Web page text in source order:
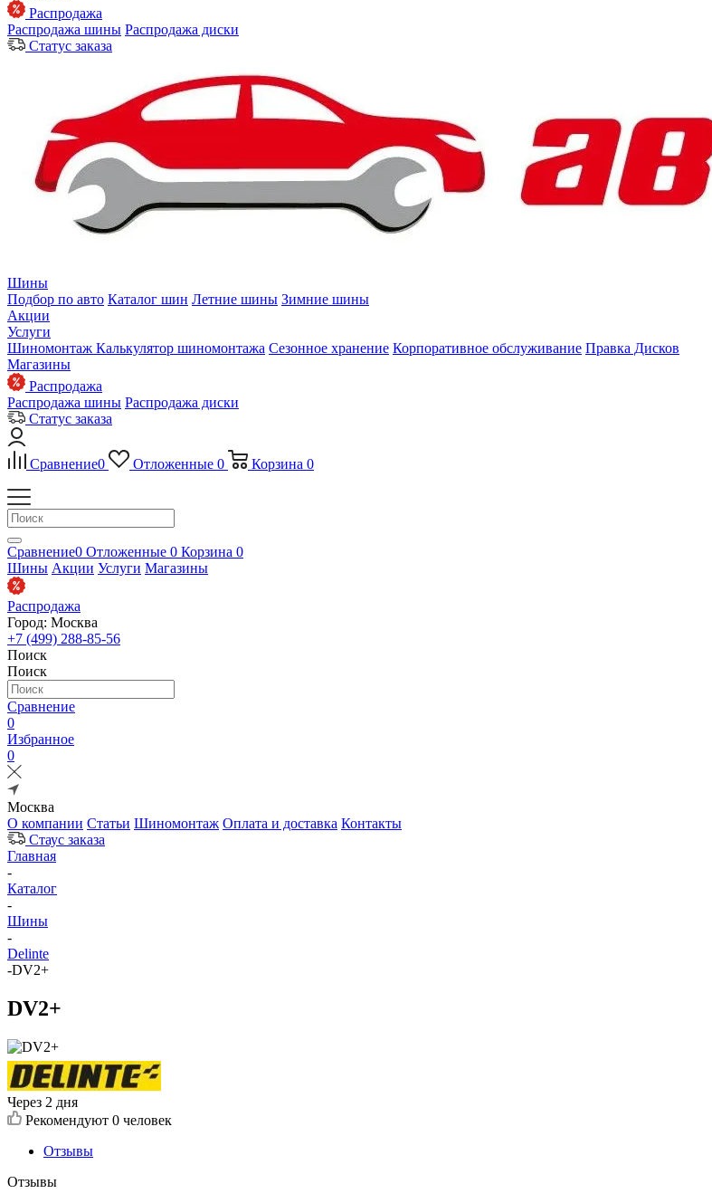
Распродажа
Распродажа шины Распродажа диски
Статус заказа
Шины
Подбор по авто Каталог шин Летние шины Зимние шины
Акции
Услуги
Шиномонтаж Калькулятор шиномонтажа Сезонное хранение Корпоративное обслуживание Правка Дисков
Магазины
Распродажа
Распродажа шины Распродажа диски
Статус заказа
Сравнение0 Отложенные 0 Корзина 0
Сравнение0 Отложенные 0 Корзина 0
Шины Акции Услуги Магазины
Распродажа
Город: Москва
+7 (499) 288-85-56
Поиск
Поиск
Сравнение
0
Избранное
0
Москва
О компании Статьи Шиномонтаж Оплата и доставка Контакты
Стаус заказа
Главная
-
Каталог
-
Шины
-
Delinte
-DV2+
DV2+
Через 2 дня
Рекомендуют 0 человек
Отзывы
Отзывы